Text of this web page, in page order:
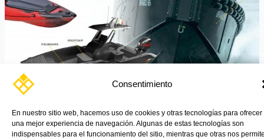
Consentimiento
En nuestro sitio web, hacemos uso de cookies y otras tecnologías para ofrecer
una mejor experiencia de navegación. Algunas de estas tecnologías son
indispensables para el funcionamiento del sitio, mientras que otras nos
Materiales desarrollados para el sector marítimo y sus
embarcaciones https://vink.es/wp-
content/uploads/2023/04/sector-nautico-vink.webm Hoy